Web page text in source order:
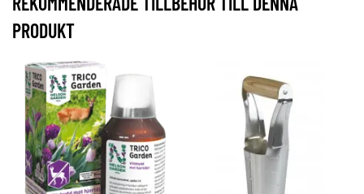
PRODUKT